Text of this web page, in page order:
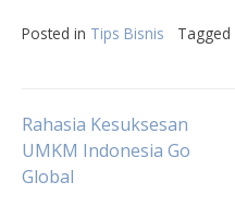
Posted in Tips Bisnis Tagged
Post
navigation
Rahasia Kesuksesan
UMKM Indonesia Go
Global